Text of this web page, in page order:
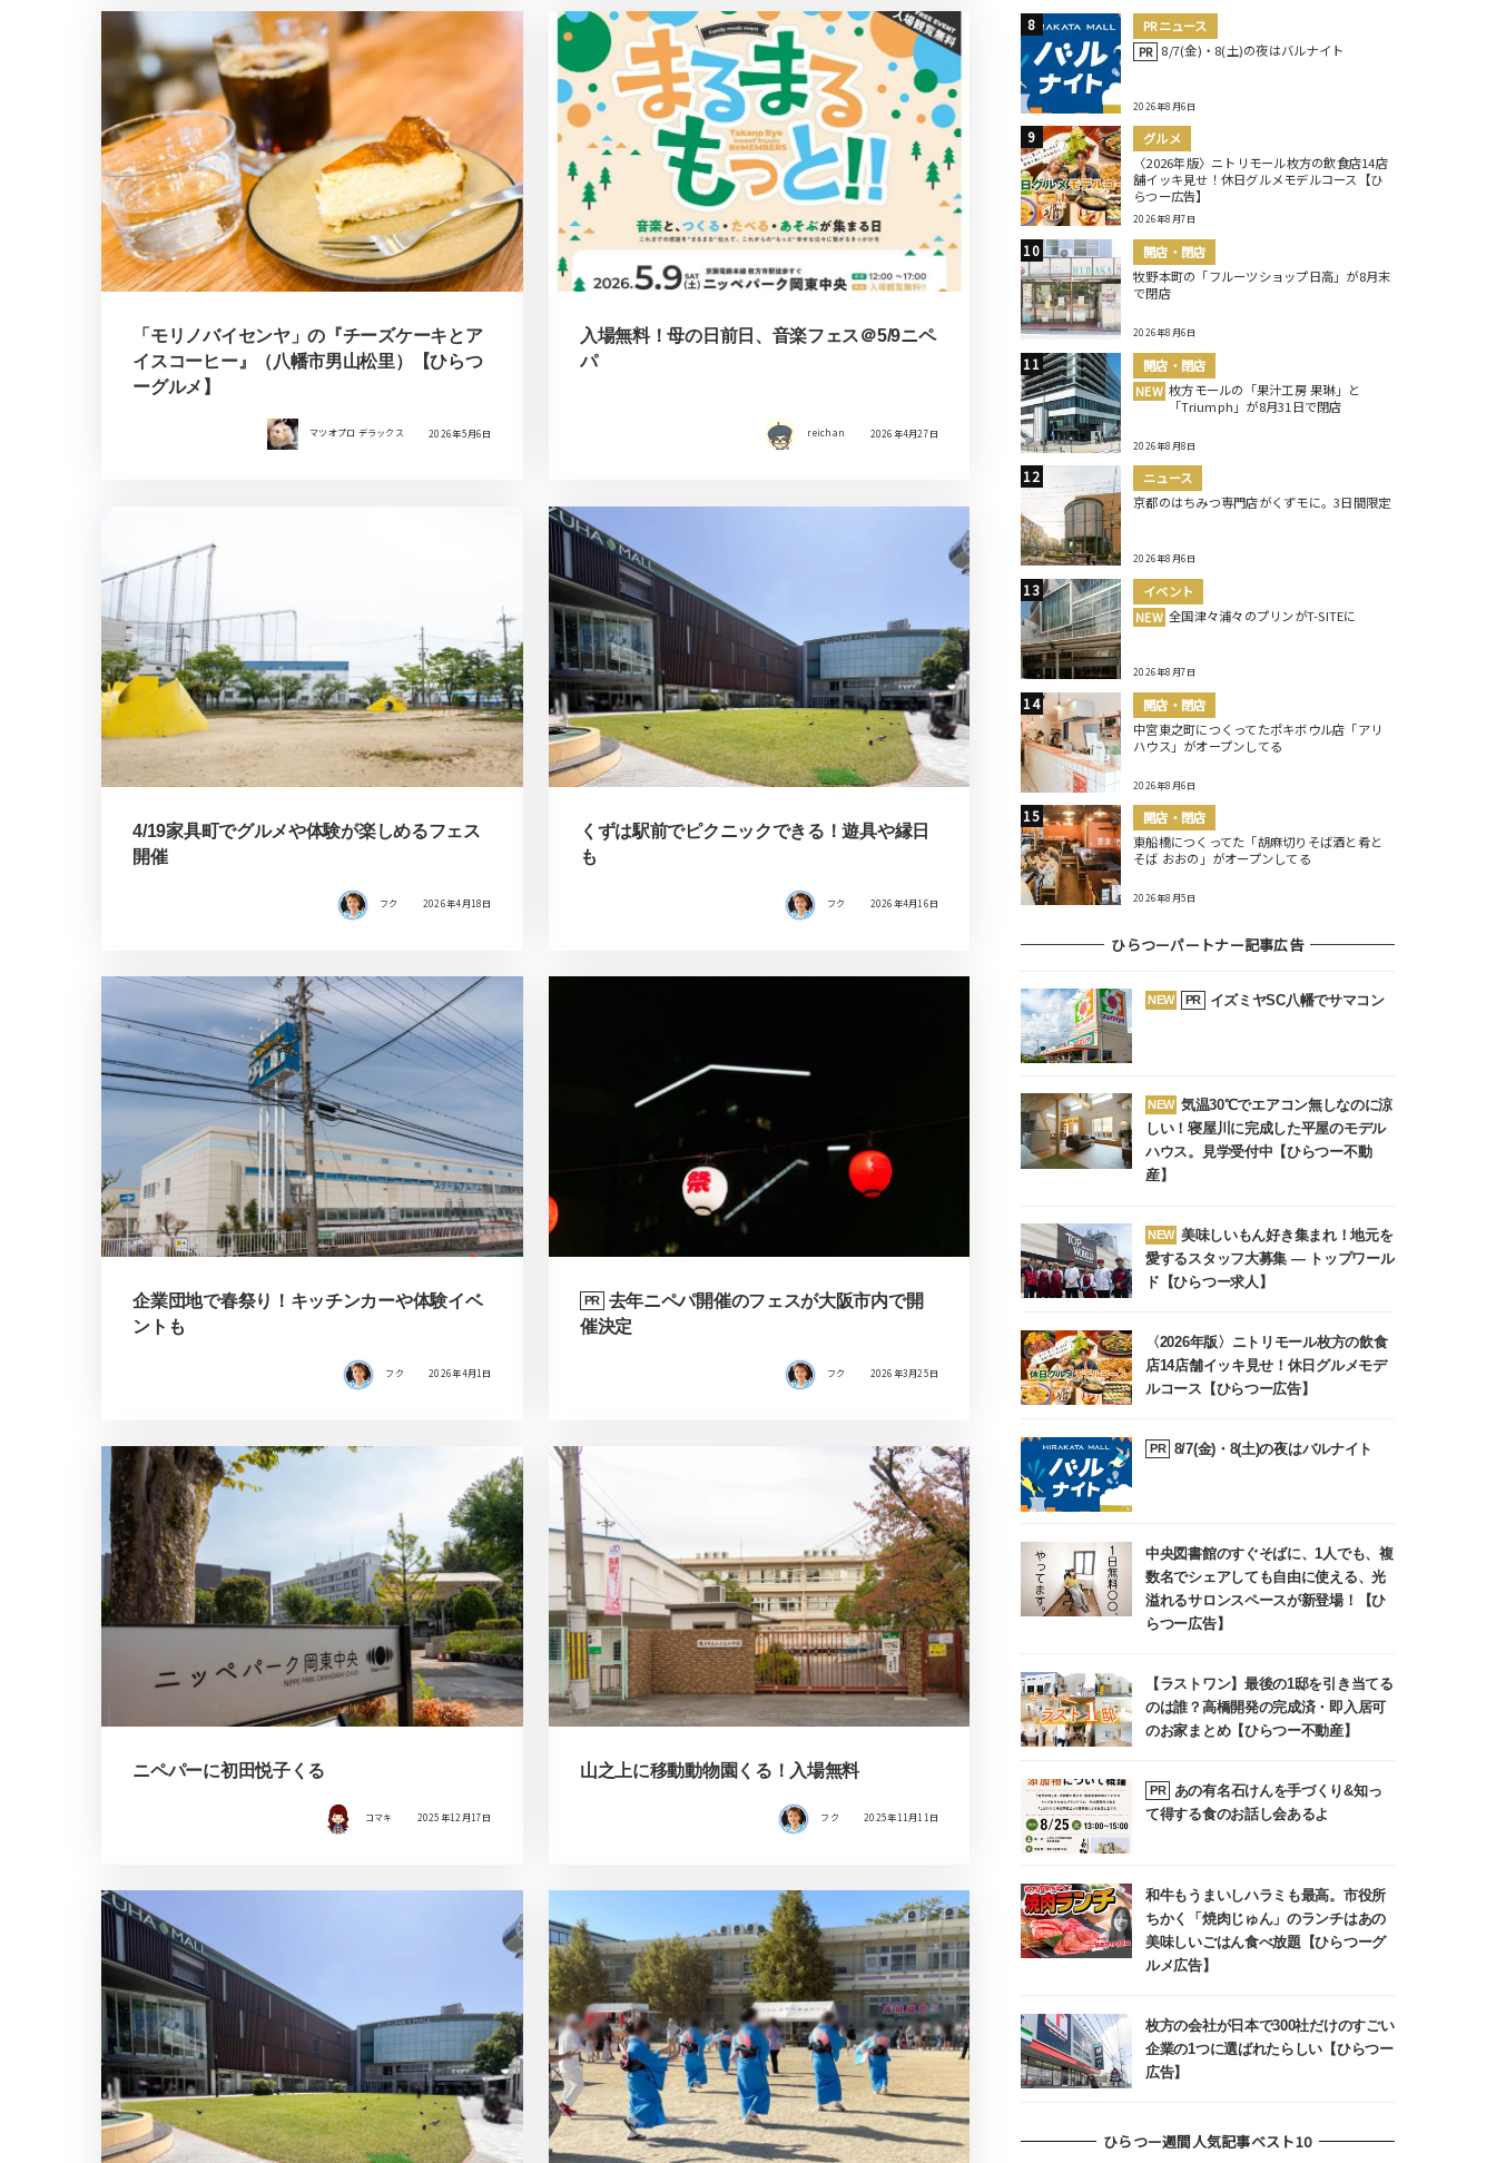
「モリノバイセンヤ」の『チーズケーキとア
イスコーヒー』（八幡市男山松里）【ひらつ
ーグルメ】
マツオプロ デラックス 2026年5月6日
入場無料！母の日前日、音楽フェス＠5/9ニペ
パ
reichan 2026年4月27日
4/19家具町でグルメや体験が楽しめるフェス
開催
フク 2026年4月18日
くずは駅前でピクニックできる！遊具や縁日
も
フク 2026年4月16日
企業団地で春祭り！キッチンカーや体験イベ
ントも
フク 2026年4月1日
PR
去年ニペパ開催のフェスが大阪市内で開
催決定
フク 2026年3月25日
ニペパーに初田悦子くる
コマキ 2025年12月17日
山之上に移動動物園くる！入場無料
フク 2025年11月11日
PRニュース
PR 8/7(金)・8(土)の夜はバルナイト
2026年8月6日
グルメ
〈2026年版〉ニトリモール枚方の飲食店14店
舗イッキ見せ！休日グルメモデルコース【ひ
らつー広告】
2026年8月7日
開店・閉店
牧野本町の「フルーツショップ日高」が8月末
で閉店
2026年8月6日
開店・閉店
NEW 枚方モールの「果汁工房 果琳」と
「Triumph」が8月31日で閉店
2026年8月8日
ニュース
京都のはちみつ専門店がくずモに。3日間限定
2026年8月6日
イベント
NEW 全国津々浦々のプリンがT-SITEに
2026年8月7日
開店・閉店
中宮東之町につくってたポキボウル店「アリ
ハウス」がオープンしてる
2026年8月6日
開店・閉店
東船橋につくってた「胡麻切りそば酒と肴と
そば おおの」がオープンしてる
2026年8月5日
ひらつーパートナー記事広告
NEW PR イズミヤSC八幡でサマコン
NEW 気温30℃でエアコン無しなのに涼
しい！寝屋川に完成した平屋のモデル
ハウス。見学受付中【ひらつー不動
産】
NEW 美味しいもん好き集まれ！地元を
愛するスタッフ大募集 ― トップワール
ド【ひらつー求人】
〈2026年版〉ニトリモール枚方の飲食
店14店舗イッキ見せ！休日グルメモデ
ルコース【ひらつー広告】
PR 8/7(金)・8(土)の夜はバルナイト
中央図書館のすぐそばに、1人でも、複
数名でシェアしても自由に使える、光
溢れるサロンスペースが新登場！【ひ
らつー広告】
【ラストワン】最後の1邸を引き当てる
のは誰？高橋開発の完成済・即入居可
のお家まとめ【ひらつー不動産】
PR
あの有名石けんを手づくり&知っ
て得する食のお話し会あるよ
和牛もうまいしハラミも最高。市役所
ちかく「焼肉じゅん」のランチはあの
美味しいごはん食べ放題【ひらつーグ
ルメ広告】
枚方の会社が日本で300社だけのすごい
企業の1つに選ばれたらしい【ひらつー
広告】
ひらつー週間人気記事ベスト10